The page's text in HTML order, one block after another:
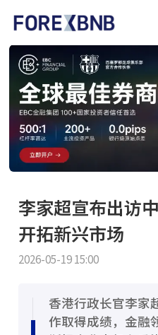
李家超宣布出访
开拓新兴市场
2026-05-19 15:00
香港行政长官李家
作取得成绩，金融